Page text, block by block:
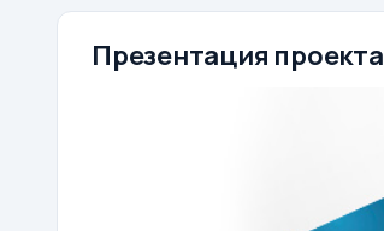
Презентация проекта